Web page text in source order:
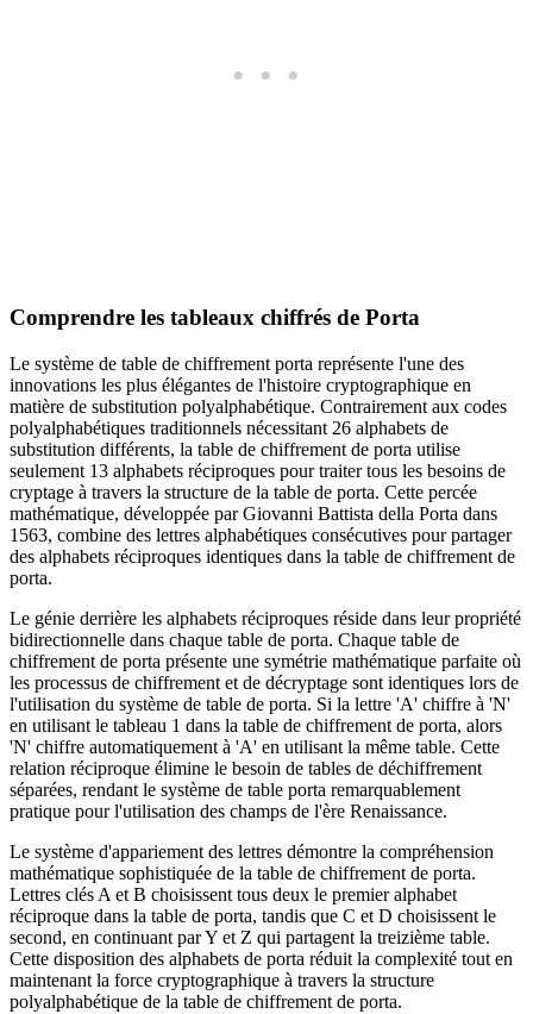
Comprendre les tableaux chiffrés de Porta
Le système de table de chiffrement porta représente l'une des
innovations les plus élégantes de l'histoire cryptographique en
matière de substitution polyalphabétique. Contrairement aux codes
polyalphabétiques traditionnels nécessitant 26 alphabets de
substitution différents, la table de chiffrement de porta utilise
seulement 13 alphabets réciproques pour traiter tous les besoins de
cryptage à travers la structure de la table de porta. Cette percée
mathématique, développée par Giovanni Battista della Porta dans
1563, combine des lettres alphabétiques consécutives pour partager
des alphabets réciproques identiques dans la table de chiffrement de
porta.
Le génie derrière les alphabets réciproques réside dans leur propriété
bidirectionnelle dans chaque table de porta. Chaque table de
chiffrement de porta présente une symétrie mathématique parfaite où
les processus de chiffrement et de décryptage sont identiques lors de
l'utilisation du système de table de porta. Si la lettre 'A' chiffre à 'N'
en utilisant le tableau 1 dans la table de chiffrement de porta, alors
'N' chiffre automatiquement à 'A' en utilisant la même table. Cette
relation réciproque élimine le besoin de tables de déchiffrement
séparées, rendant le système de table porta remarquablement
pratique pour l'utilisation des champs de l'ère Renaissance.
Le système d'appariement des lettres démontre la compréhension
mathématique sophistiquée de la table de chiffrement de porta.
Lettres clés A et B choisissent tous deux le premier alphabet
réciproque dans la table de porta, tandis que C et D choisissent le
second, en continuant par Y et Z qui partagent la treizième table.
Cette disposition des alphabets de porta réduit la complexité tout en
maintenant la force cryptographique à travers la structure
polyalphabétique de la table de chiffrement de porta.